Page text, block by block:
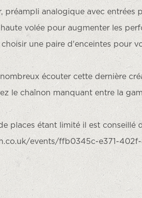
préampli analogique avec
volée pour augmenter les
une paire d'enceintes pour
écouter cette dernière
le chaînon manquant entre la
places étant limité il est conseillé
events/ffb0345c-e371-402f-